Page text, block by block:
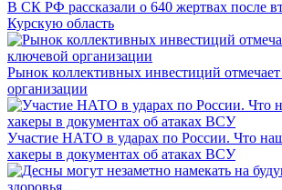
В СК РФ рассказали о 640 жертвах после
Курскую область
Рынок коллективных инвестиций
организации
Участие НАТО в ударах по России. Что
хакеры в документах об атаках ВСУ